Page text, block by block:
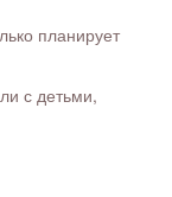
планирует
с детьми,